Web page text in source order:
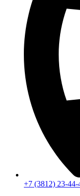
+7 (3812) 23-44-